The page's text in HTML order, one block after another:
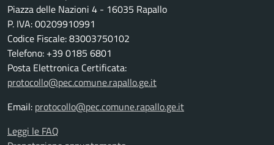
Piazza delle Nazioni 4 - 16035 Rapallo
P. IVA: 00209910991
Codice Fiscale: 83003750102
Telefono: +39 0185 6801
Posta Elettronica Certificata:
protocollo@pec.comune.rapallo.ge.it
Email: protocollo@pec.comune.rapallo.ge.it
Leggi le FAQ